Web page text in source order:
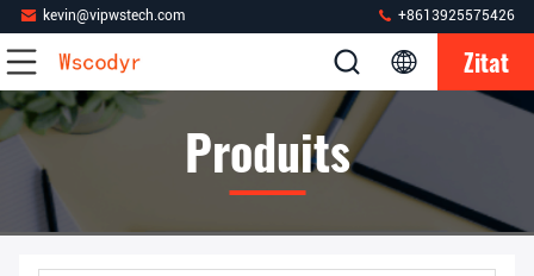
kevin@vipwstech.com +8613925575426
Zitat
Produits